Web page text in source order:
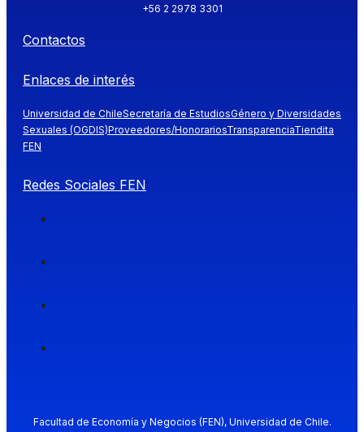
+56 2 2978 3301
Contactos
Enlaces de interés
Universidad de ChileSecretaría de EstudiosGénero y Diversidades
Sexuales (OGDIS)Proveedores/HonorariosTransparenciaTiendita
FEN
Redes Sociales FEN
Facultad de Economía y Negocios (FEN), Universidad de Chile.